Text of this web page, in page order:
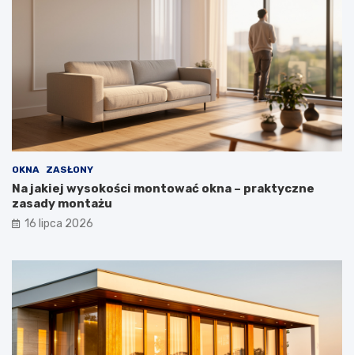
OKNA ZASŁONY
Na jakiej wysokości montować okna – praktyczne
zasady montażu
16 lipca 2026